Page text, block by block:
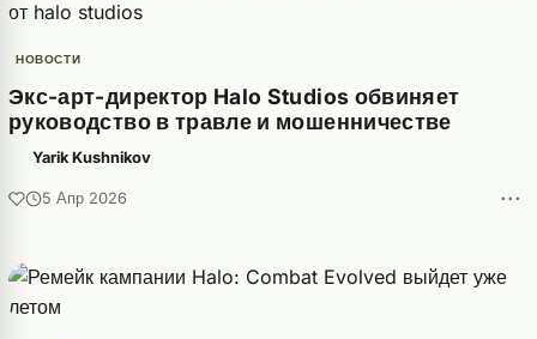
НОВОСТИ
Экс-арт-директор Halo Studios обвиняет
руководство в травле и мошенничестве
Yarik Kushnikov
5 Апр 2026 ···